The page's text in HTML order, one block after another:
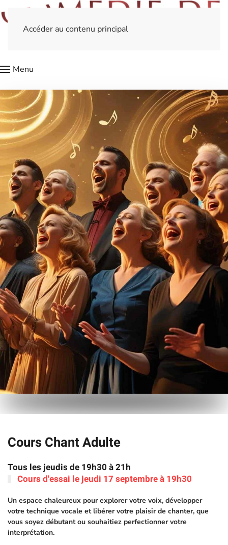
Accéder au contenu principal
Menu
Cours Chant Adulte
Tous les jeudis de 19h30 à 21h
Cours d'essai le jeudi 17 septembre à 19h30
Un espace chaleureux pour explorer votre voix, développer
votre technique vocale et libérer votre plaisir de chanter, que
vous soyez débutant ou souhaitiez perfectionner votre
interprétation.